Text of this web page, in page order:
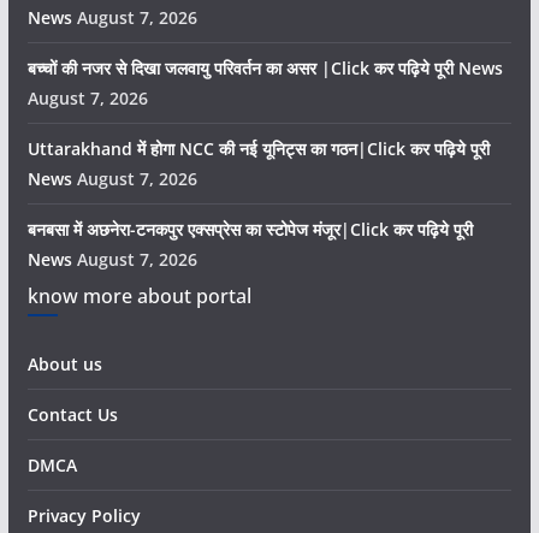
News August 7, 2026
बच्चों की नजर से दिखा जलवायु परिवर्तन का असर |Click कर पढ़िये पूरी News
August 7, 2026
Uttarakhand में होगा NCC की नई यूनिट्स का गठन|Click कर पढ़िये पूरी
News August 7, 2026
बनबसा में अछनेरा-टनकपुर एक्सप्रेस का स्टोपेज मंजूर|Click कर पढ़िये पूरी
News August 7, 2026
know more about portal
About us
Contact Us
DMCA
Privacy Policy